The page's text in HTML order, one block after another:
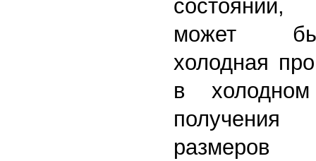
состоянии,
может
холодная
в